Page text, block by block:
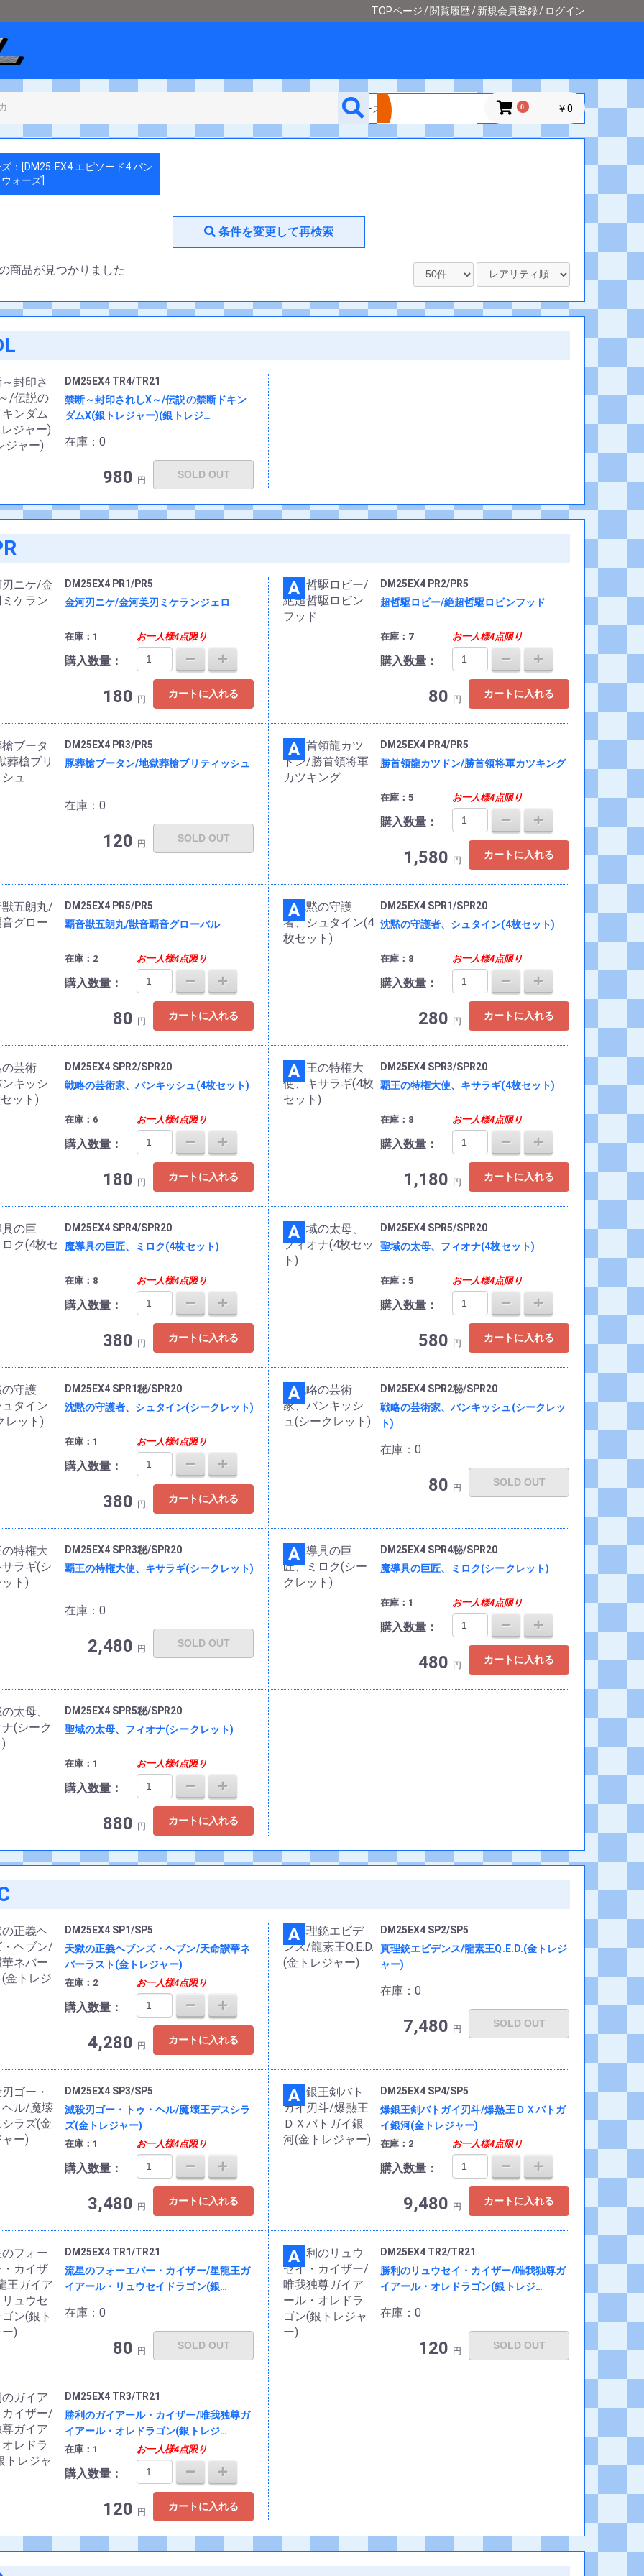
TOPページ 閲覧履歴 新規会員登録 ログイン
0 ￥0
ップメタル [DM25-EX4 エピソード4 パンドラ・ウォーズ]
：[DM25-EX4 エピソード4 パン
ォーズ]
条件を変更して再検索
商品が見つかりました
DM25EX4 TR4/TR21
禁断～封印されしX～/伝説の禁断ドキン
ダムX(銀トレジャー)(銀トレジ…
在庫：0
980 円 SOLD OUT
DM25EX4 PR1/PR5
金河刃ニケ/金河美刃ミケランジェロ
在庫：1 お一人様4点限り
購入数量：
180 円 カートに入れる
A
DM25EX4 PR2/PR5
超哲駆ロビー/絶超哲駆ロビンフッド
在庫：7 お一人様4点限り
購入数量：
80 円 カートに入れる
DM25EX4 PR3/PR5
豚葬槍ブータン/地獄葬槍ブリティッシュ
在庫：0
120 円 SOLD OUT
A
DM25EX4 PR4/PR5
勝首領龍カツドン/勝首領将軍カツキング
在庫：5 お一人様4点限り
購入数量：
1,580 円 カートに入れる
DM25EX4 PR5/PR5
覇音獣五朗丸/獣音覇音グローバル
在庫：2 お一人様4点限り
購入数量：
80 円 カートに入れる
A
DM25EX4 SPR1/SPR20
沈黙の守護者、シュタイン(4枚セット)
在庫：8 お一人様4点限り
購入数量：
280 円 カートに入れる
DM25EX4 SPR2/SPR20
戦略の芸術家、バンキッシュ(4枚セット)
在庫：6 お一人様4点限り
購入数量：
180 円 カートに入れる
A
DM25EX4 SPR3/SPR20
覇王の特権大使、キサラギ(4枚セット)
在庫：8 お一人様4点限り
購入数量：
1,180 円 カートに入れる
DM25EX4 SPR4/SPR20
魔導具の巨匠、ミロク(4枚セット)
在庫：8 お一人様4点限り
購入数量：
380 円 カートに入れる
A
DM25EX4 SPR5/SPR20
聖域の太母、フィオナ(4枚セット)
在庫：5 お一人様4点限り
購入数量：
580 円 カートに入れる
DM25EX4 SPR1秘/SPR20
沈黙の守護者、シュタイン(シークレット)
在庫：1 お一人様4点限り
購入数量：
380 円 カートに入れる
A
DM25EX4 SPR2秘/SPR20
戦略の芸術家、バンキッシュ(シークレッ
ト)
在庫：0
80 円 SOLD OUT
DM25EX4 SPR3秘/SPR20
覇王の特権大使、キサラギ(シークレット)
在庫：0
2,480 円 SOLD OUT
A
DM25EX4 SPR4秘/SPR20
魔導具の巨匠、ミロク(シークレット)
在庫：1 お一人様4点限り
購入数量：
480 円 カートに入れる
DM25EX4 SPR5秘/SPR20
聖域の太母、フィオナ(シークレット)
在庫：1 お一人様4点限り
購入数量：
880 円 カートに入れる
DM25EX4 SP1/SP5
天獄の正義ヘブンズ・ヘブン/天命讃華ネ
バーラスト(金トレジャー)
在庫：2 お一人様4点限り
購入数量：
4,280 円 カートに入れる
A
DM25EX4 SP2/SP5
真理銃エビデンス/龍素王Q.E.D.(金トレジ
ャー)
在庫：0
7,480 円 SOLD OUT
DM25EX4 SP3/SP5
滅殺刃ゴー・トゥ・ヘル/魔壊王デスシラ
ズ(金トレジャー)
在庫：1 お一人様4点限り
購入数量：
3,480 円 カートに入れる
A
DM25EX4 SP4/SP5
爆銀王剣バトガイ刃斗/爆熱王ＤＸバトガ
イ銀河(金トレジャー)
在庫：2 お一人様4点限り
購入数量：
9,480 円 カートに入れる
DM25EX4 TR1/TR21
流星のフォーエバー・カイザー/星龍王ガ
イアール・リュウセイドラゴン(銀…
在庫：0
80 円 SOLD OUT
A
DM25EX4 TR2/TR21
勝利のリュウセイ・カイザー/唯我独尊ガ
イアール・オレドラゴン(銀トレジ…
在庫：0
120 円 SOLD OUT
DM25EX4 TR3/TR21
勝利のガイアール・カイザー/唯我独尊ガ
イアール・オレドラゴン(銀トレジ…
在庫：1 お一人様4点限り
購入数量：
120 円 カートに入れる